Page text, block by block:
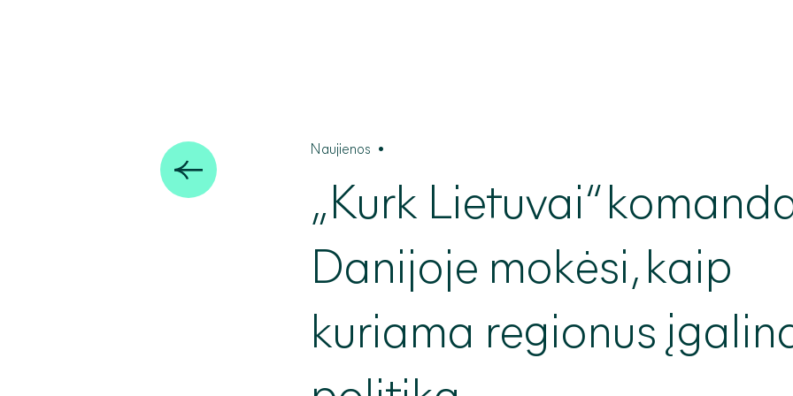
Naujienos •
„KurkLietuvai“
Danijoje mokėsi, kaip
kuriama regionus